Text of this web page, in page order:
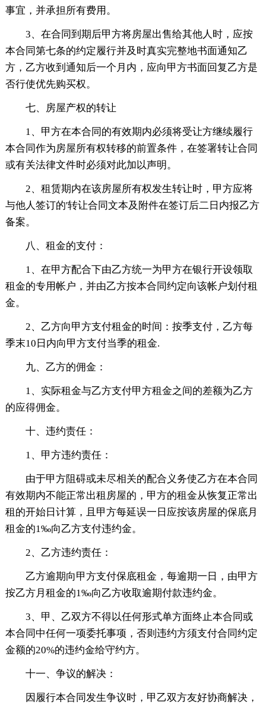
事宜，并承担所有费用。
3、在合同到期后甲方将房屋出售给其他人时，应按
本合同第七条的约定履行并及时真实完整地书面通知乙
方，乙方收到通知后一个月内，应向甲方书面回复乙方是
否行使优先购买权。
七、房屋产权的转让
1、甲方在本合同的有效期内必须将受让方继续履行
本合同作为房屋所有权转移的前置条件，在签署转让合同
或有关法律文件时必须对此加以声明。
2、租赁期内在该房屋所有权发生转让时，甲方应将
与他人签订的'转让合同文本及附件在签订后二日内报乙方
备案。
八、租金的支付：
1、在甲方配合下由乙方统一为甲方在银行开设领取
租金的专用帐户，并由乙方按本合同约定向该帐户划付租
金。
2、乙方向甲方支付租金的时间：按季支付，乙方每
季末10日内向甲方支付当季的租金.
九、乙方的佣金：
1、实际租金与乙方支付甲方租金之间的差额为乙方
的应得佣金。
十、违约责任：
1、甲方违约责任：
由于甲方阻碍或未尽相关的配合义务使乙方在本合同
有效期内不能正常出租房屋的，甲方的租金从恢复正常出
租的开始日计算，且甲方每延误一日应按该房屋的保底月
租金的1‰向乙方支付违约金。
2、乙方违约责任：
乙方逾期向甲方支付保底租金，每逾期一日，由甲方
按乙方月租金的1‰向乙方收取逾期付款违约金。
3、甲、乙双方不得以任何形式单方面终止本合同或
本合同中任何一项委托事项，否则违约方须支付合同约定
金额的20%的违约金给守约方。
十一、争议的解决：
因履行本合同发生争议时，甲乙双方友好协商解决，